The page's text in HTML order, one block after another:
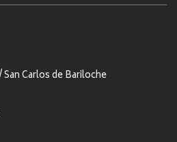
Carlos de Bariloche